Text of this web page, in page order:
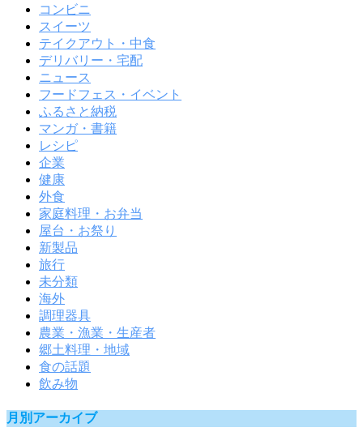
コンビニ
スイーツ
テイクアウト・中食
デリバリー・宅配
ニュース
フードフェス・イベント
ふるさと納税
マンガ・書籍
レシピ
企業
健康
外食
家庭料理・お弁当
屋台・お祭り
新製品
旅行
未分類
海外
調理器具
農業・漁業・生産者
郷土料理・地域
食の話題
飲み物
月別アーカイブ